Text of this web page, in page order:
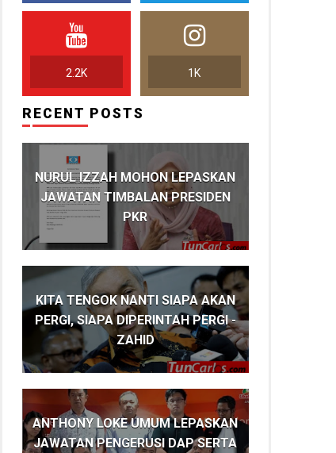
2.2K 1K
RECENT POSTS
NURUL IZZAH MOHON LEPASKAN
JAWATAN TIMBALAN PRESIDEN
PKR
KITA TENGOK NANTI SIAPA AKAN
PERGI, SIAPA DIPERINTAH PERGI -
ZAHID
ANTHONY LOKE UMUM LEPASKAN
JAWATAN PENGERUSI DAP SERTA